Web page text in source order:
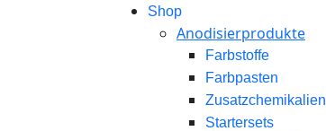
Shop
Anodisierprodukte
Farbstoffe
Farbpasten
Zusatzchemikalien
Startersets